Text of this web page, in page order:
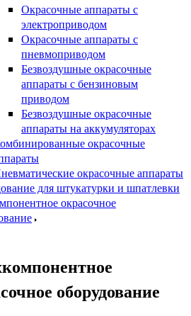
Окрасочные аппараты с
электроприводом
Окрасочные аппараты с
пневмоприводом
Безвоздушные окрасочные
аппараты с бензиновым
приводом
Безвоздушные окрасочные
аппараты на аккумуляторах
окрасочные
окрасочные аппараты
для штукатурки и шпатлевки
окрасочное
оборудование